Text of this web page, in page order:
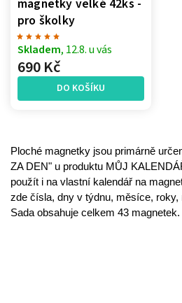
magnetky velké 42ks -
pro školky
Skladem, 12.8. u vás
690 Kč
DO KOŠÍKU
Ploché magnetky jsou primárně
ZA DEN" u produktu MŮJ
použít i na vlastní kalendář na
zde čísla, dny v týdnu, měsíce, roky,
Sada obsahuje celkem 43 magnetek.